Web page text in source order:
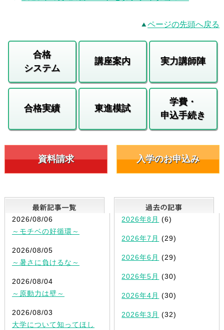
ページの先頭へ戻る
合格
システム
講座案内 実力講師陣
合格実績 東進模試
学費・
申込手続き
資料請求 入学のお申込み
最新記事一覧
2026/08/06
～モチベの好循環～
2026/08/05
～暑さに負けるな～
2026/08/04
～原動力は壁～
2026/08/03
大学について知ってほし
2026年8月 (6)
2026年7月 (29)
2026年6月 (29)
2026年5月 (30)
2026年4月 (30)
2026年3月 (32)